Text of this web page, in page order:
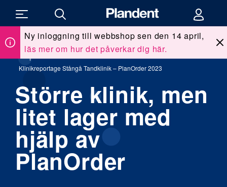
Ny inloggning till webbshop sen den 14 april,
läs mer om hur det påverkar dig här.
är
här:
Kunskap & utbildning / Klinikreportage /
Klinikreportage Stångå Tandklinik – PlanOrder 2023
Större klinik, men
litet lager med
hjälp av
PlanOrder